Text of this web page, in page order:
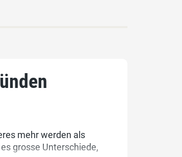
mehr werden als
grosse Unterschiede,